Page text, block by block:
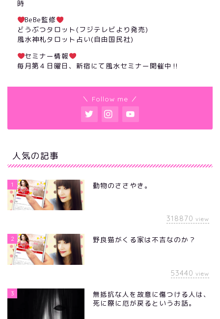
時
BeBe監修
どうぶつタロット(フジテレビより発売)
風水神札タロット占い(自由国民社)
セミナー情報
毎月第４日曜日、新宿にて風水セミナー開催中‼︎
＼ Follow me ／
人気の記事
1 動物のささやき。
318870 view
2 野良猫がくる家は不吉なのか？
53440 view
3
無抵抗な人を故意に傷つける人は、
死に際に厄が戻るというお話。